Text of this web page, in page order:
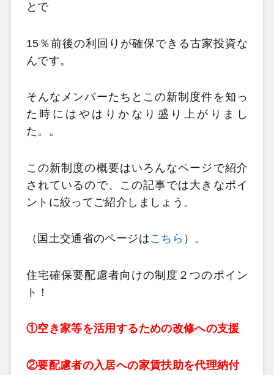
とで
15％前後の利回りが確保できる古家投資な
んです。
そんなメンバーたちとこの新制度件を知っ
た時にはやはりかなり盛り上がりまし
た。。
この新制度の概要はいろんなページで紹介
されているので、この記事では大きなポイ
ントに絞ってご紹介しましょう。
（国土交通省のページはこちら ）。
住宅確保要配慮者向けの制度２つのポイン
ト！
①空き家等を活用するための改修への支援
②要配慮者の入居への家賃扶助を代理納付